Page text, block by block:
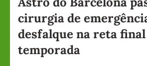
cirurgia de
desfalque na reta
temporada